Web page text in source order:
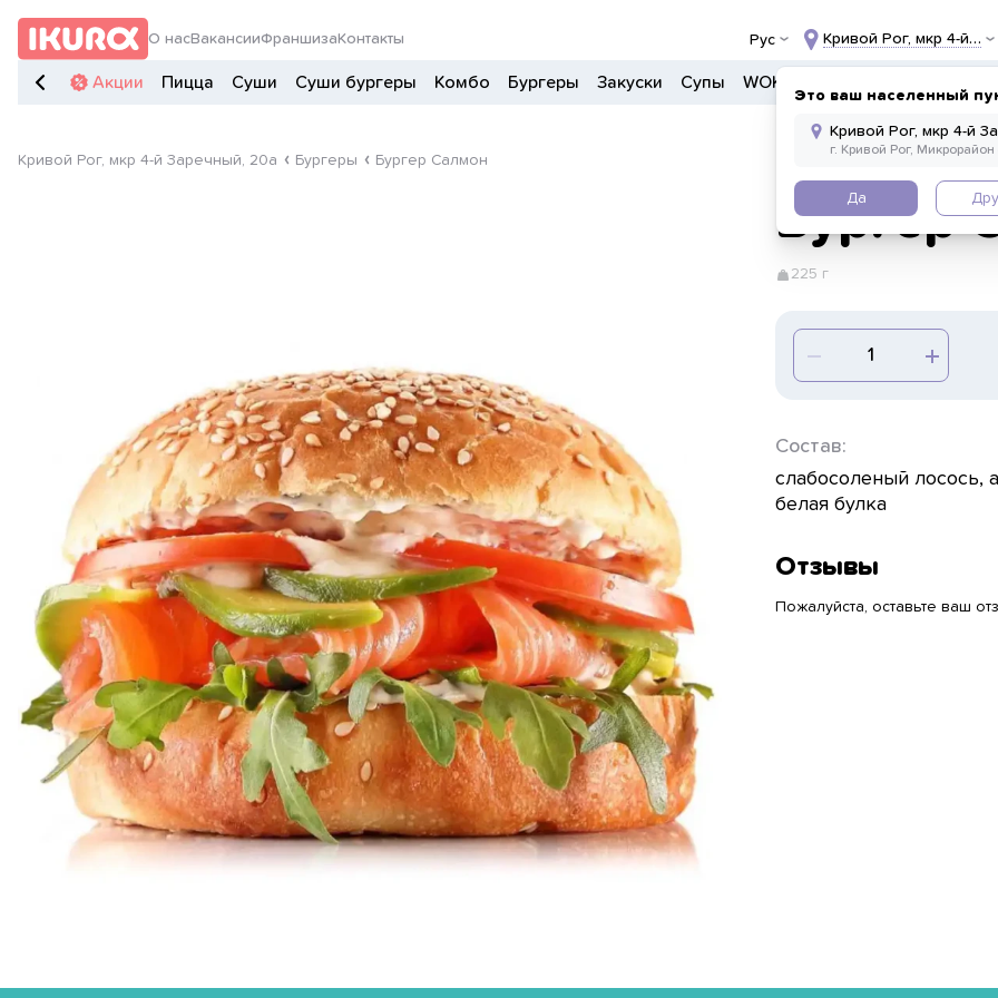
О насВакансииФраншиза Контакты Рус Кривой Рог, мкр 4-й
Это ваш населенный
Да
Акции Пицца Суши Суши бургеры Комбо Бургеры Закуски Супы WOK
Кривой Рог, мкр 4-й Заречный, 20а Бургеры Бургер Салмон
Бургер
225 г
Состав:
слабосоленый лосось,
белая булка
Отзывы
Пожалуйста, оставьте ваш